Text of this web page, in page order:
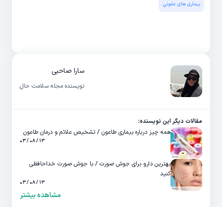
بیماری های عفونی
سارا صاحبی
نویسنده مجله سلامت حال
مقالات دیگر این نویسنده:
همه چیز درباره بیماری طاعون / تشخیص علائم و درمان طاعون
۱۳ / ۰۸ / ۰۳
بهترین دارو برای جوش صورت / با جوش صورت خداحافظی
کنید
۱۳ / ۰۸ / ۰۳
مشاهده بیشتر